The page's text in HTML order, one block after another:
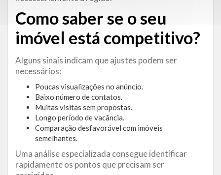
Como saber se o seu
imóvel está competitivo?
Alguns sinais indicam que ajustes podem ser
necessários:
Poucas visualizações no anúncio.
Baixo número de contatos.
Muitas visitas sem propostas.
Longo período de vacância.
Comparação desfavorável com imóveis
semelhantes.
Uma análise especializada consegue identificar
rapidamente os pontos que precisam ser